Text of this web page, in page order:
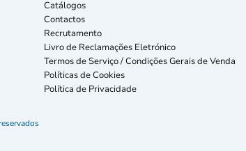
Catálogos
Contactos
Recrutamento
Livro de Reclamações Eletrónico
Termos de Serviço / Condições Gerais de Venda
Políticas de Cookies
Política de Privacidade